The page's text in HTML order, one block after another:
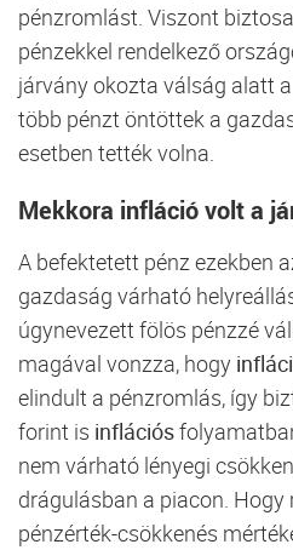
pénzromlást. Viszont
pénzekkel rendelkező
járvány okozta válság alatt
több pénzt öntöttek a
esetben tették volna.
Mekkora infláció volt a
A befektetett pénz ezekben
gazdaság várható
úgynevezett fölös pénzzé
magával vonzza, hogy
elindult a pénzromlás, így
forint is inflációs
nem várható lényegi
drágulásban a piacon. Hogy
pénzérték-csökkenés